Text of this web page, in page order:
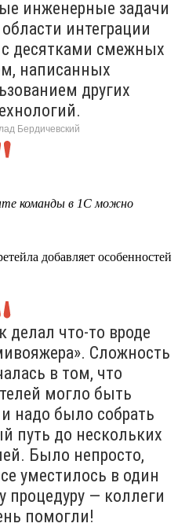
инженерные задачи
интеграции
с десятками смежных
написанных
других
Бердичевский
команды в 1С можно
добавляет особенностей
делал что-то вроде
Сложность
в том, что
могло быть
надо было собрать
путь до нескольких
Было непросто,
уместилось в один
процедуру — коллеги
помогли!